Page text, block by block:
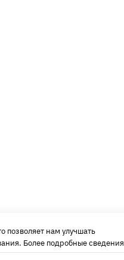
нам улучшать
Более подробные сведения